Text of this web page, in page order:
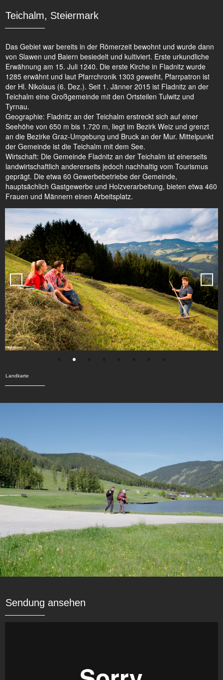
Teichalm, Steiermark
Das Gebiet war bereits in der Römerzeit bewohnt und wurde dann
von Slawen und Baiern besiedelt und kultiviert. Erste urkundliche
Erwähnung am 15. Juli 1240. Die erste Kirche in Fladnitz wurde
1285 erwähnt und laut Pfarrchronik 1303 geweiht, Pfarrpatron ist
der Hl. Nikolaus (6. Dez.). Seit 1. Jänner 2015 ist Fladnitz an der
Teichalm eine Großgemeinde mit den Ortsteilen Tulwitz und
Tyrnau.
Geographie: Fladnitz an der Teichalm erstreckt sich auf einer
Seehöhe von 650 m bis 1.720 m, liegt im Bezirk Weiz und grenzt
an die Bezirke Graz-Umgebung und Bruck an der Mur. Mittelpunkt
der Gemeinde ist die Teichalm mit dem See.
Wirtschaft: Die Gemeinde Fladnitz an der Teichalm ist einerseits
landwirtschaftlich andererseits jedoch nachhaltig vom Tourismus
geprägt. Die etwa 60 Gewerbebetriebe der Gemeinde,
hauptsächlich Gastgewerbe und Holzverarbeitung, bieten etwa 460
Frauen und Männern einen Arbeitsplatz.
Landkarte
Sendung ansehen